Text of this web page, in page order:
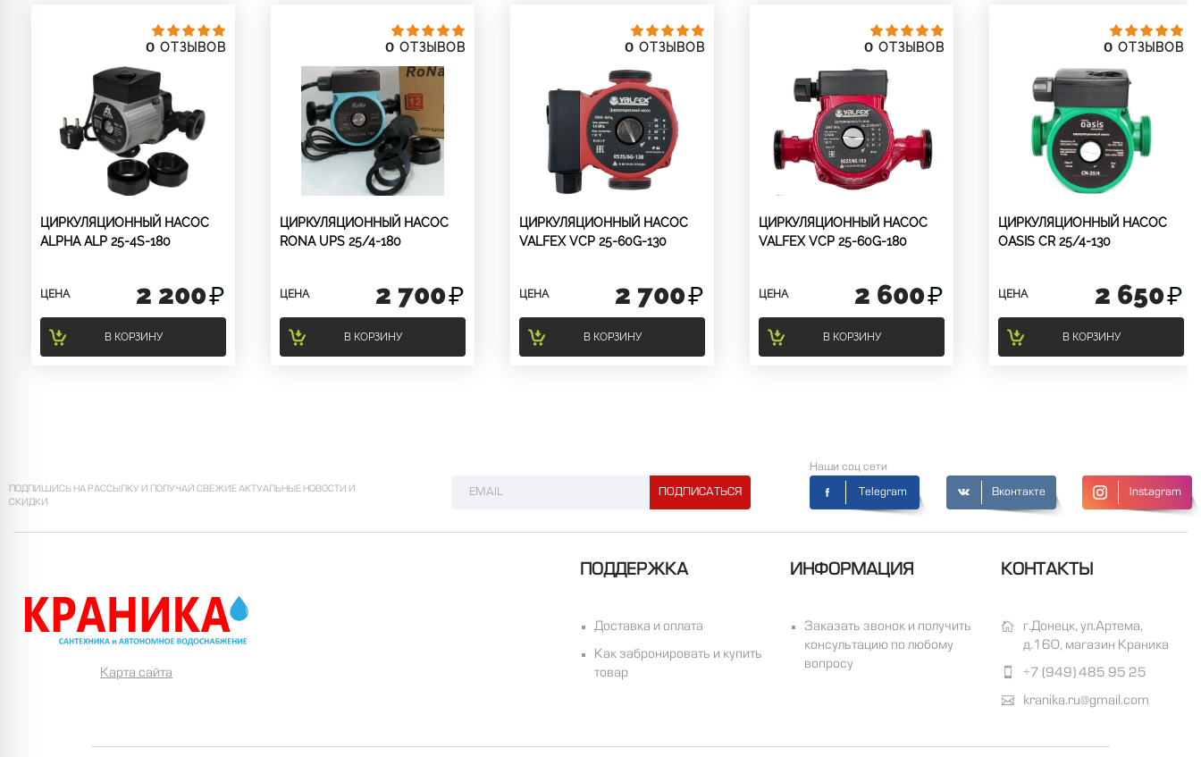
0 ОТЗЫВОВ
ЦИРКУЛЯЦИОННЫЙ НАСОС
ALPHA ALP 25-4S-180
ЦЕНА 2 200
В КОРЗИНУ
0 ОТЗЫВОВ
ЦИРКУЛЯЦИОННЫЙ НАСОС
RONA UPS 25/4-180
ЦЕНА 2 700
В КОРЗИНУ
0 ОТЗЫВОВ
ЦИРКУЛЯЦИОННЫЙ НАСОС
VALFEX VCP 25-60G-130
ЦЕНА 2 700
В КОРЗИНУ
0 ОТЗЫВОВ
ЦИРКУЛЯЦИОННЫЙ НАСОС
VALFEX VCP 25-60G-180
ЦЕНА 2 600
В КОРЗИНУ
0 ОТЗЫВОВ
ЦИРКУЛЯЦИОННЫЙ НАСОС
OASIS CR 25/4-130
ЦЕНА 2 650
В КОРЗИНУ
ПОДПИШИСЬ НА РАССЫЛКУ И ПОЛУЧАЙ СВЕЖИЕ АКТУАЛЬНЫЕ НОВОСТИ И
СКИДКИ
Наши соц сети
Telegram Вконтакте Instagram
Карта сайта
ПОДДЕРЖКА
Доставка и оплата
Как забронировать и купить
товар
ИНФОРМАЦИЯ
Заказать звонок и получить
консультацию по любому
вопросу
КОНТАКТЫ
г.Донецк, ул.Артема,
д.160, магазин Краника
+7 (949) 485 95 25
kranika.ru@gmail.com